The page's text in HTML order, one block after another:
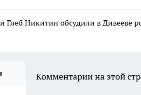
Глеб Никитин обсудили в Дивееве
Комментарии на этой